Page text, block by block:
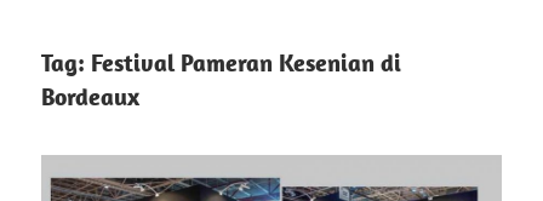
Situs
Festival
Pameran
festival
kesenian
di
prancis
Tag: Festival Pameran Kesenian di
Bordeaux